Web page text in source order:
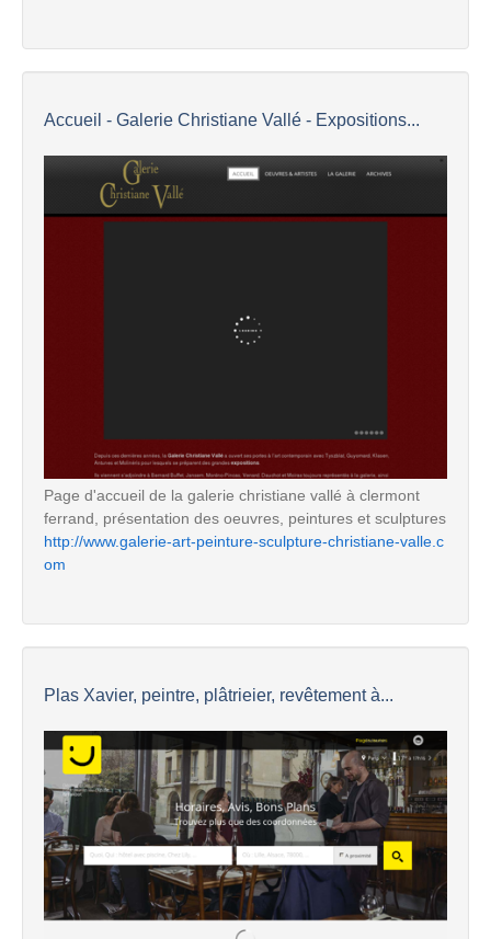
Accueil - Galerie Christiane Vallé - Expositions...
Page d'accueil de la galerie christiane vallé à clermont
ferrand, présentation des oeuvres, peintures et sculptures
http://www.galerie-art-peinture-sculpture-christiane-valle.c
om
Plas Xavier, peintre, plâtrieier, revêtement à...